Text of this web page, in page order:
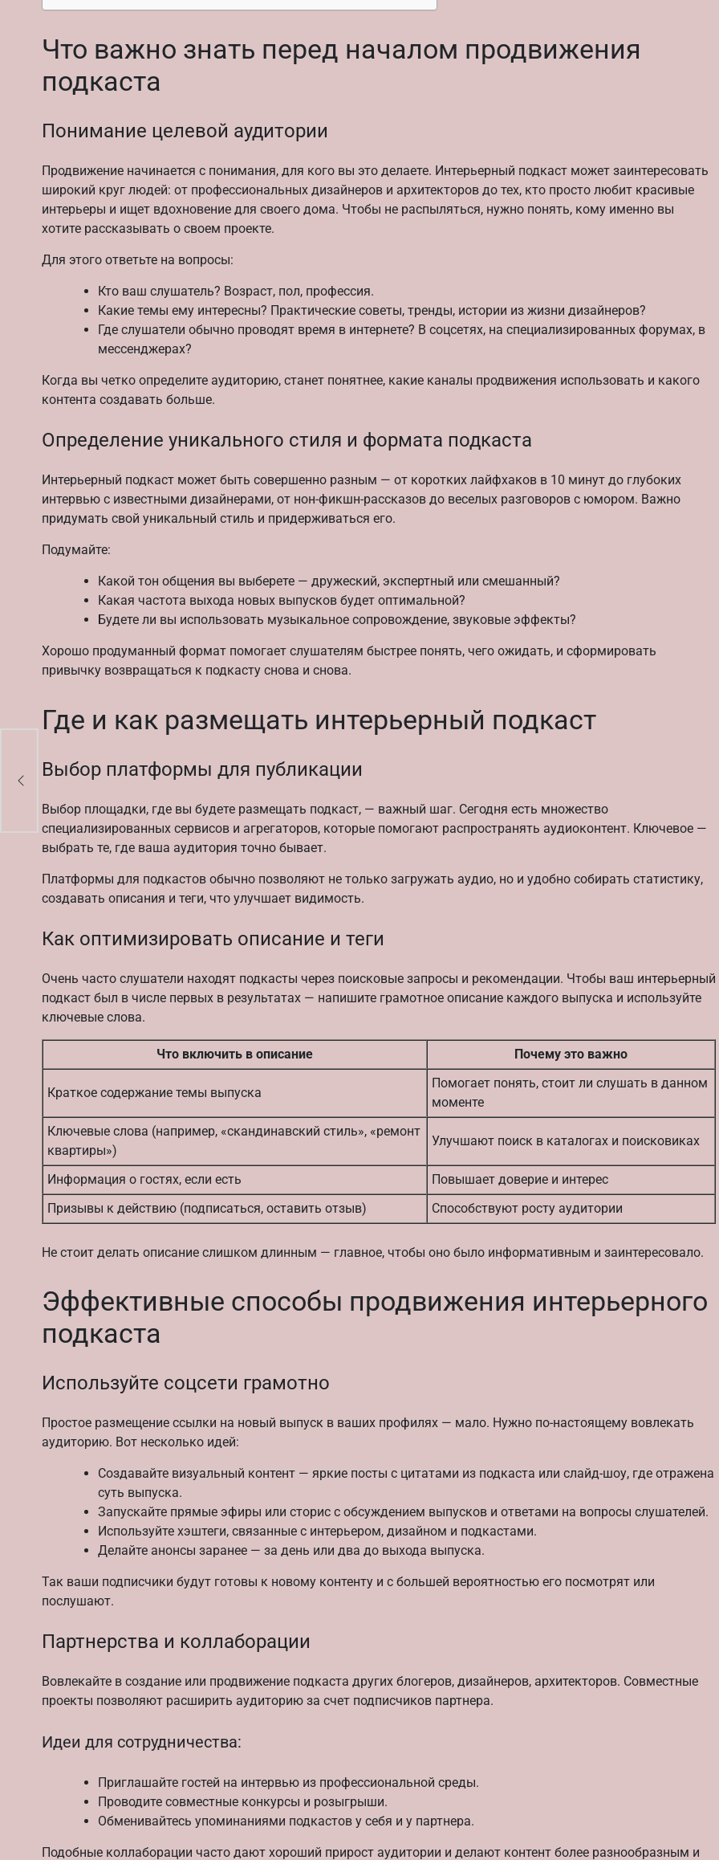
Что важно знать перед началом продвижения
подкаста
Понимание целевой аудитории
Продвижение начинается с понимания, для кого вы это делаете. Интерьерный подкаст может заинтересовать
широкий круг людей: от профессиональных дизайнеров и архитекторов до тех, кто просто любит красивые
интерьеры и ищет вдохновение для своего дома. Чтобы не распыляться, нужно понять, кому именно вы
хотите рассказывать о своем проекте.
Для этого ответьте на вопросы:
Кто ваш слушатель? Возраст, пол, профессия.
Какие темы ему интересны? Практические советы, тренды, истории из жизни дизайнеров?
Где слушатели обычно проводят время в интернете? В соцсетях, на специализированных форумах, в
мессенджерах?
Когда вы четко определите аудиторию, станет понятнее, какие каналы продвижения использовать и какого
контента создавать больше.
Определение уникального стиля и формата подкаста
Интерьерный подкаст может быть совершенно разным — от коротких лайфхаков в 10 минут до глубоких
интервью с известными дизайнерами, от нон-фикшн-рассказов до веселых разговоров с юмором. Важно
придумать свой уникальный стиль и придерживаться его.
Подумайте:
Какой тон общения вы выберете — дружеский, экспертный или смешанный?
Какая частота выхода новых выпусков будет оптимальной?
Будете ли вы использовать музыкальное сопровождение, звуковые эффекты?
Хорошо продуманный формат помогает слушателям быстрее понять, чего ожидать, и сформировать
привычку возвращаться к подкасту снова и снова.
Где и как размещать интерьерный подкаст
Выбор платформы для публикации
Выбор площадки, где вы будете размещать подкаст, — важный шаг. Сегодня есть множество
специализированных сервисов и агрегаторов, которые помогают распространять аудиоконтент. Ключевое —
выбрать те, где ваша аудитория точно бывает.
Платформы для подкастов обычно позволяют не только загружать аудио, но и удобно собирать статистику,
создавать описания и теги, что улучшает видимость.
Как оптимизировать описание и теги
Очень часто слушатели находят подкасты через поисковые запросы и рекомендации. Чтобы ваш интерьерный
подкаст был в числе первых в результатах — напишите грамотное описание каждого выпуска и используйте
ключевые слова.
Что включить в описание Почему это важно
Краткое содержание темы выпуска
Помогает понять, стоит ли слушать в данном
моменте
Ключевые слова (например, «скандинавский стиль», «ремонт
квартиры»)
Улучшают поиск в каталогах и поисковиках
Информация о гостях, если есть
Повышает доверие и интерес
Призывы к действию (подписаться, оставить отзыв)
Способствуют росту аудитории
Не стоит делать описание слишком длинным — главное, чтобы оно было информативным и заинтересовало.
Эффективные способы продвижения интерьерного
подкаста
Используйте соцсети грамотно
Простое размещение ссылки на новый выпуск в ваших профилях — мало. Нужно по-настоящему вовлекать
аудиторию. Вот несколько идей:
Создавайте визуальный контент — яркие посты с цитатами из подкаста или слайд-шоу, где отражена
суть выпуска.
Запускайте прямые эфиры или сторис с обсуждением выпусков и ответами на вопросы слушателей.
Используйте хэштеги, связанные с интерьером, дизайном и подкастами.
Делайте анонсы заранее — за день или два до выхода выпуска.
Так ваши подписчики будут готовы к новому контенту и с большей вероятностью его посмотрят или
послушают.
Партнерства и коллаборации
Вовлекайте в создание или продвижение подкаста других блогеров, дизайнеров, архитекторов. Совместные
проекты позволяют расширить аудиторию за счет подписчиков партнера.
Идеи для сотрудничества:
Приглашайте гостей на интервью из профессиональной среды.
Проводите совместные конкурсы и розыгрыши.
Обменивайтесь упоминаниями подкастов у себя и у партнера.
Подобные коллаборации часто дают хороший прирост аудитории и делают контент более разнообразным и